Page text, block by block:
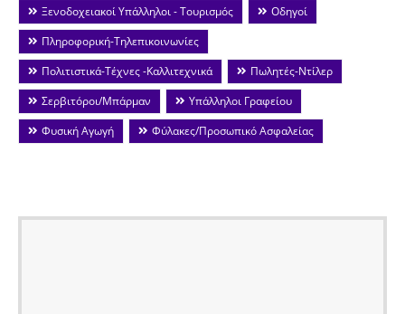
Ξενοδοχειακοί Υπάλληλοι - Τουρισμός
Οδηγοί
Πληροφορική-Τηλεπικοινωνίες
Πολιτιστικά-Τέχνες -Καλλιτεχνικά
Πωλητές-Ντίλερ
Σερβιτόροι/Μπάρμαν
Υπάλληλοι Γραφείου
Φυσική Αγωγή
Φύλακες/Προσωπικό Ασφαλείας